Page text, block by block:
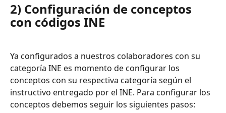
2) Configuración de conceptos
con códigos INE
Ya configurados a nuestros colaboradores con su
categoría INE es momento de configurar los
conceptos con su respectiva categoría según el
instructivo entregado por el INE. Para configurar los
conceptos debemos seguir los siguientes pasos: